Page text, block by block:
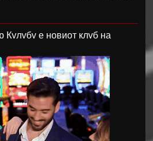
Кулубу е новиот клуб на
градат луксузен комплекс на
ќе потпише за Ла Масија